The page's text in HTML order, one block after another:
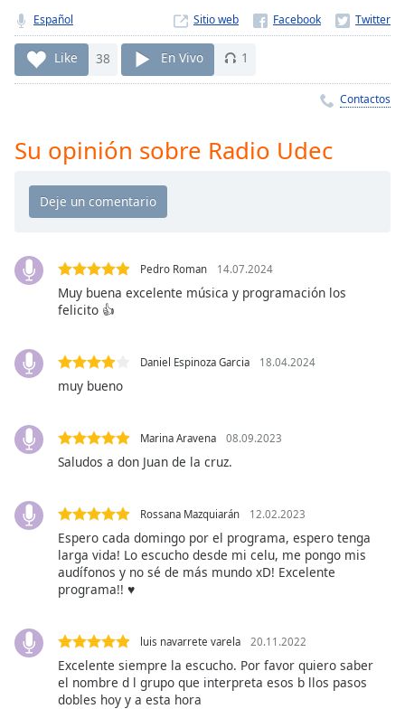
live LIVE
Remaining
Time-
Playback
Rate
Chapters
Chapters
Descriptions
descriptions
,
Subtitles
opens
subtitles
dialog
subtitles
selected
Picture-
in-
Español Sitio web
Like 38 En Vivo 1
Contactos
Su opinión sobre Radio Udec
Pedro Roman 14.07.2024
Muy buena excelente música y programación los
felicito 👍
Daniel Espinoza Garcia 18.04.2024
muy bueno
Marina Aravena 08.09.2023
Saludos a don Juan de la cruz.
Rossana Mazquiarán 12.02.2023
Espero cada domingo por el programa, espero tenga
larga vida! Lo escucho desde mi celu, me pongo mis
audífonos y no sé de más mundo xD! Excelente
programa!! ♥️
luis navarrete varela 20.11.2022
Excelente siempre la escucho. Por favor quiero saber
el nombre d l grupo que interpreta esos b llos pasos
dobles hoy y a esta hora